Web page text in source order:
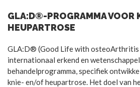
GLA:D®-PROGRAMMA VOOR
HEUPARTROSE
GLA:D® (Good Life with osteoArthritis
internationaal erkend en
behandelprogramma, specifiek
knie- en/of heupartrose. Het doel van